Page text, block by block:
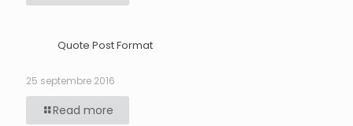
Quote Post Format
25 septembre 2016
Read more